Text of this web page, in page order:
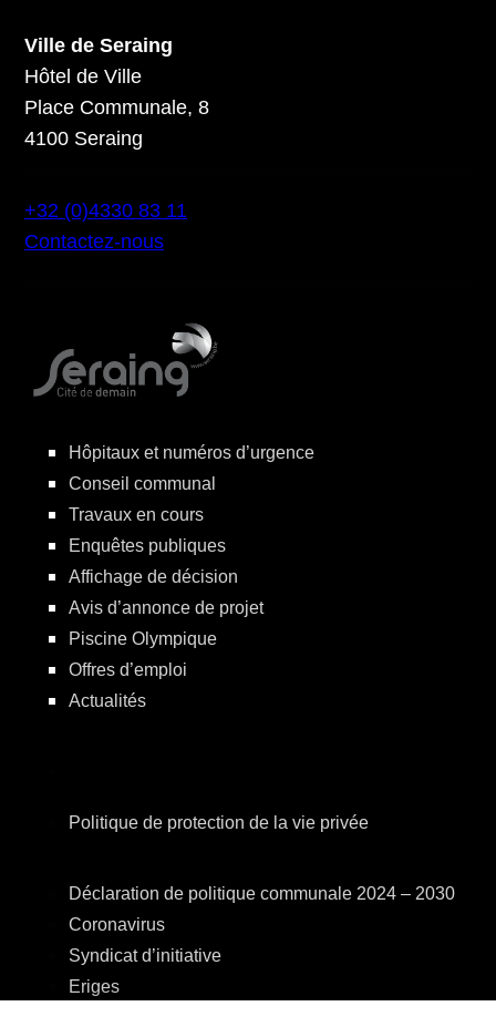
Ville de Seraing
Hôtel de Ville
Place Communale, 8
4100 Seraing
+32 (0)4330 83 11
Contactez-nous
Hôpitaux et numéros d’urgence
Conseil communal
Travaux en cours
Enquêtes publiques
Affichage de décision
Avis d’annonce de projet
Piscine Olympique
Offres d’emploi
Actualités
Politique de protection de la vie privée
Déclaration de politique communale 2024 – 2030
Coronavirus
Syndicat d’initiative
Eriges